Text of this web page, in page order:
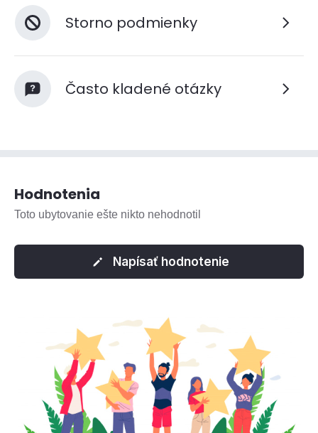
Storno podmienky
Často kladené otázky
Hodnotenia
Toto ubytovanie ešte nikto nehodnotil
Napísať hodnotenie